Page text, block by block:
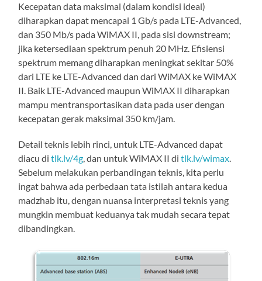
Kecepatan data maksimal (dalam kondisi ideal)
diharapkan dapat mencapai 1 Gb/s pada LTE-Advanced,
dan 350 Mb/s pada WiMAX II, pada sisi downstream;
jika ketersediaan spektrum penuh 20 MHz. Efisiensi
spektrum memang diharapkan meningkat sekitar 50%
dari LTE ke LTE-Advanced dan dari WiMAX ke WiMAX
II. Baik LTE-Advanced maupun WiMAX II diharapkan
mampu mentransportasikan data pada user dengan
kecepatan gerak maksimal 350 km/jam.
Detail teknis lebih rinci, untuk LTE-Advanced dapat
diacu ditlk.lv/4g, dan untuk WiMAX II ditlk.lv/wimax.
Sebelum melakukan perbandingan teknis, kita perlu
ingat bahwa ada perbedaan tata istilah antara kedua
madzhab itu, dengan nuansa interpretasi teknis yang
mungkin membuat keduanya tak mudah secara tepat
dibandingkan.